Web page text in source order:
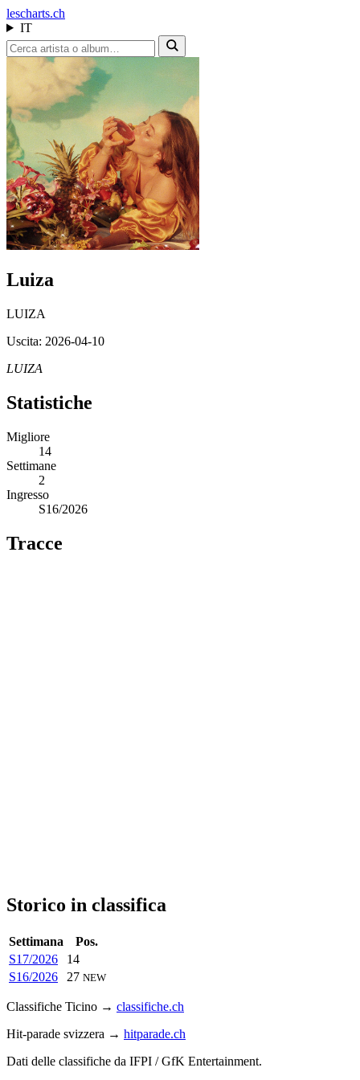
lescharts.ch
IT
Luiza
LUIZA
Uscita: 2026-04-10
LUIZA
Statistiche
Migliore
14
Settimane
2
Ingresso
S16/2026
Tracce
Storico in classifica
Settimana
Pos.
S17/2026
14
S16/2026
27 NEW
Classifiche Ticino → classifiche.ch
Hit-parade svizzera → hitparade.ch
Dati delle classifiche da IFPI / GfK Entertainment.